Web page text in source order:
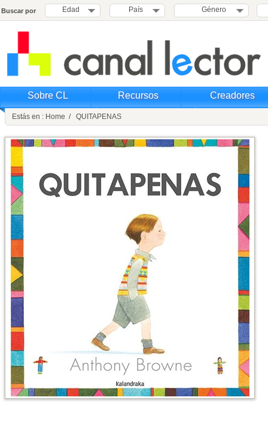
Buscar por Edad País Género
Sobre CL Recursos Creadores
Estás en : Home / QUITAPENAS